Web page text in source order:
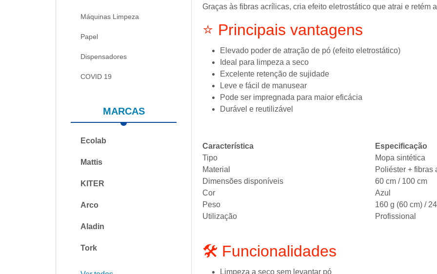
Máquinas Limpeza
Papel
Dispensadores
COVID 19
MARCAS
Ecolab
Mattis
KITER
Arco
Aladin
Tork
Graças às fibras acrílicas, cria efeito eletrostático que atrai e retém
⭐ Principais vantagens
Elevado poder de atração de pó (efeito eletrostático)
Ideal para limpeza a seco
Excelente retenção de sujidade
Leve e fácil de manusear
Pode ser impregnada para maior eficácia
Durável e reutilizável
Característica
Especificação
Tipo
Mopa sintética
Material
Poliéster + fibras
Dimensões disponíveis
60 cm / 100 cm
Cor
Azul
Peso
160 g (60 cm) /
Utilização
Profissional
🛠️ Funcionalidades
Limpeza a seco sem levantar pó